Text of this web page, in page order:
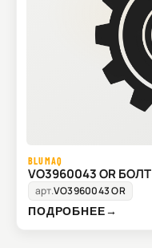
BLUMAQ
VO3960043 OR БОЛТ
арт.VO3960043 OR
ПОДРОБНЕЕ→